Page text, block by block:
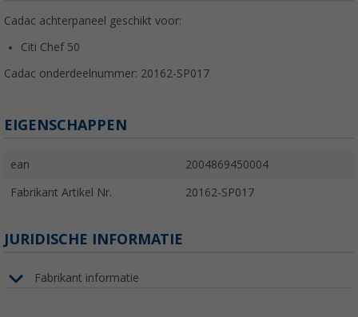
Cadac achterpaneel geschikt voor:
Citi Chef 50
Cadac onderdeelnummer: 20162-SP017
EIGENSCHAPPEN
ean 2004869450004
Fabrikant Artikel Nr. 20162-SP017
JURIDISCHE INFORMATIE
Fabrikant informatie